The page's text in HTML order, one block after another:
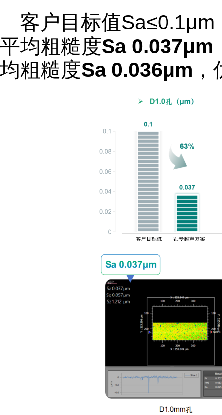
客户目标值
平均粗糙度Sa 0.037μm
均粗糙度Sa 0.036μm